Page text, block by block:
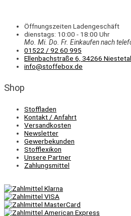
Öffnungszeiten Ladengeschäft
dienstags: 10:00 - 18:00 Uhr
Mo. Mi. Do. Fr. Einkaufennach
01522 / 92 60 995
Ellenbachstraße 6, 34266 Niestetal
info@stoffebox.de
Shop
Stoffladen
Kontakt / Anfahrt
Versandkosten
Newsletter
Gewerbekunden
Stofflexikon
Unsere Partner
Zahlungsmittel